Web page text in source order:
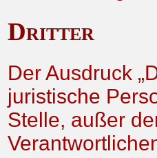
Dritter
Der Ausdruck
juristische
Stelle, außer